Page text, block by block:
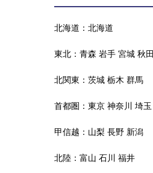
北海道： 北海道
東北： 青森 岩手 宮城 秋田
北関東： 茨城 栃木 群馬
首都圏： 東京 神奈川 埼玉
甲信越： 山梨 長野 新潟
北陸： 富山 石川 福井